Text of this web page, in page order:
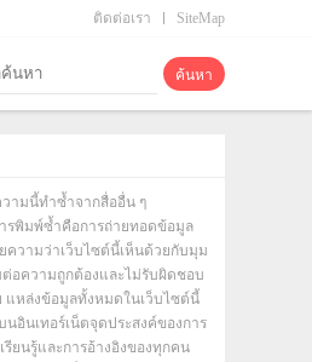
ติดต่อเรา SiteMap
ามนี้ทำซ้ำจากสื่ออื่น ๆ
รพิมพ์ซ้ำคือการถ่ายทอดข้อมูล
ความว่าเว็บไซต์นี้เห็นด้วยกับมุม
อความถูกต้องและไม่รับผิดชอบ
แหล่งข้อมูลทั้งหมดในเว็บไซต์นี้
นอินเทอร์เน็ตจุดประสงค์ของการ
รียนรู้และการอ้างอิงของทุกคน